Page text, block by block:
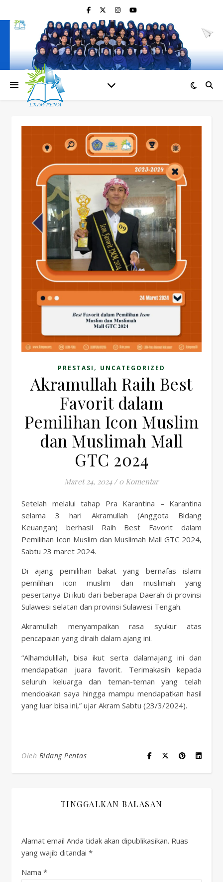
PRESTASI , UNCATEGORIZED
Akramullah Raih Best
Favorit dalam
Pemilihan Icon Muslim
dan Muslimah Mall
GTC 2024
Maret 24, 2024 / 0 Komentar
Setelah melalui tahap Pra Karantina – Karantina
selama 3 hari Akramullah (Anggota Bidang
Keuangan) berhasil Raih Best Favorit dalam
Pemilihan Icon Muslim dan Muslimah Mall GTC 2024,
Sabtu 23 maret 2024.
Di ajang pemilihan bakat yang bernafas islami
pemilihan icon muslim dan muslimah yang
pesertanya Di ikuti dari beberapa Daerah di provinsi
Sulawesi selatan dan provinsi Sulawesi Tengah.
Akramullah menyampaikan rasa syukur atas
pencapaian yang diraih dalam ajang ini.
“Alhamdulillah, bisa ikut serta dalamajang ini dan
mendapatkan juara favorit. Terimakasih kepada
seluruh keluarga dan teman-teman yang telah
mendoakan saya hingga mampu mendapatkan hasil
yang luar bisa ini,” ujar Akram Sabtu (23/3/2024).
Oleh Bidang Pentas
TINGGALKAN BALASAN
Alamat email Anda tidak akan dipublikasikan. Ruas
yang wajib ditandai *
Nama *